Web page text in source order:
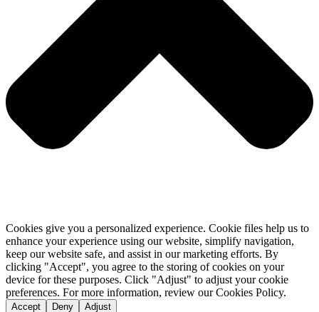
Cookies give you a personalized experience. Cookie files help us to
enhance your experience using our website, simplify navigation,
keep our website safe, and assist in our marketing efforts. By
clicking "Accept", you agree to the storing of cookies on your
device for these purposes. Click "Adjust" to adjust your cookie
preferences. For more information, review our Cookies Policy.
Accept Deny Adjust